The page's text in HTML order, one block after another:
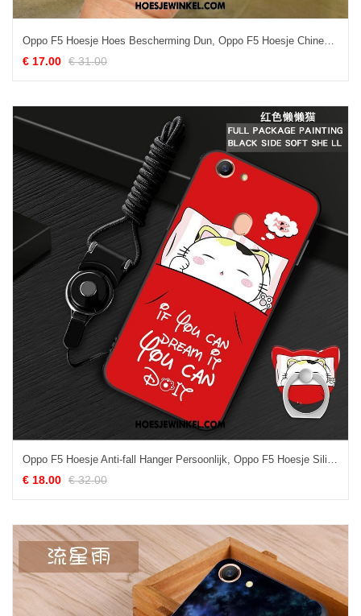
Oppo F5 Hoesje Hoes Bescherming Dun, Oppo F5 Hoesje Chinese Stijl Zacht
€ 17.00 € 31.00
Oppo F5 Hoesje Anti-fall Hanger Persoonlijk, Oppo F5 Hoesje Siliconen Scheppend
€ 18.00 € 32.00